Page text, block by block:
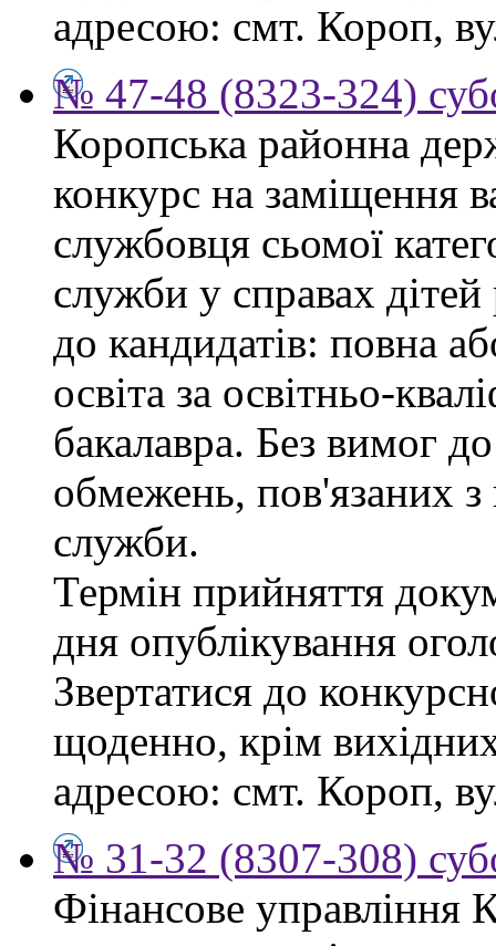
адресою: смт. Короп,
№ 47-48 (8323-324)
Коропська районна
конкурс на заміщення
службовця сьомої
служби у справах
до кандидатів: повна
освіта за освітньо-
бакалавра. Без вимог
обмежень, пов'язаних
служби.
Термін прийняття
дня опублікування
Звертатися до
щоденно, крім
адресою: смт. Короп,
№ 31-32 (8307-308)
Фінансове управління